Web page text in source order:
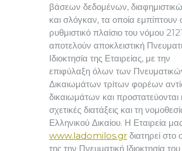
βάσεων δεδομένων,
και σλόγκαν, τα οποία εμπίπτουν
ρυθμιστικό πλαίσιο του νόμου
αποτελούν αποκλειστική
Ιδιοκτησία της Εταιρείας, με την
επιφύλαξη όλων των
Δικαιωμάτων τρίτων φορέων
δικαιωμάτων και προστατεύονται
σχετικές διατάξεις και τη
Ελληνικού Δικαίου. Η Εταιρεία
www.ladomilos.gr διατηρεί στο
της την Πνευματική Ιδιοκτησία του